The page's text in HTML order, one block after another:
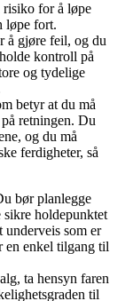
risiko for å løpe
løpe fort.
å gjøre feil, og du
kontroll på
og tydelige
betyr at du må
retningen. Du
og du må
ferdigheter, så
bør planlegge
holdepunktet
underveis som er
en enkel tilgang til
ta hensyn faren
til